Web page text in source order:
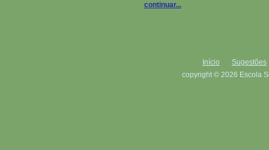
continuar...
Início
Sugestões
copyright © 2026 Escola